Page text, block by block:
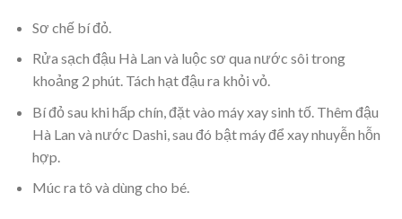
Sơ chế bí đỏ.
Rửa sạch đậu Hà Lan và luộc sơ qua nước sôi trong
khoảng 2 phút. Tách hạt đậu ra khỏi vỏ.
Bí đỏ sau khi hấp chín, đặt vào máy xay sinh tố. Thêm đậu
Hà Lan và nước Dashi, sau đó bật máy để xay nhuyễn hỗn
hợp.
Múc ra tô và dùng cho bé.